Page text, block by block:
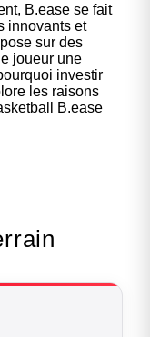
B.ease se fait
innovants et
sur des
joueur une
investir
les raisons
B.ease